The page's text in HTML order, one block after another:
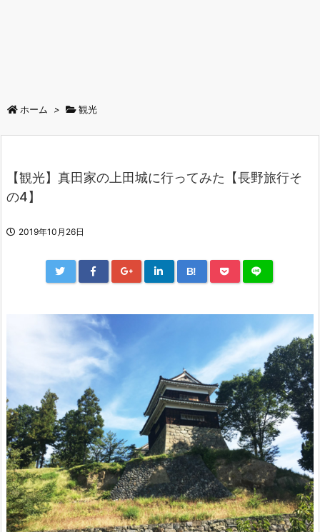
ホーム > 観光
【観光】真田家の上田城に行ってみた【長野旅行そ
の4】
2019年10月26日
B!